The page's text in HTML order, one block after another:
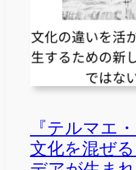
『テルマエ
文化を混ぜ